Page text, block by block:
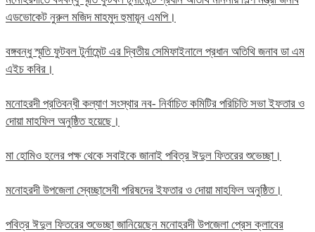
এডভোকেট নুরুল মজিদ মাহমুদ হুমায়ূন এমপি।
বঙ্গবন্ধু স্মৃতি ফুটবল টুর্নামেন্ট এর দ্বিতীয় সেমিফাইনালে প্রধান অতিথি জনাব ডা এম
এইচ কবির।
মনোহরদী প্রতিবন্ধী কল্যাণ সংস্থার নব- নির্বাচিত কমিটির পরিচিতি সভা ইফতার ও
দোয়া মাহফিল অনুষ্ঠিত হয়েছে।
মা হোমিও হলের পক্ষ থেকে সবাইকে জানাই পবিত্র ঈদুল ফিতরের শুভেচ্ছা।
মনোহরদী উপজেলা স্বেচ্ছাসেবী পরিষদের ইফতার ও দোয়া মাহফিল অনুষ্ঠিত।
পবিত্র ঈদুল ফিতরের শুভেচ্ছা জানিয়েছেন মনোহরদী উপজেলা প্রেস ক্লাবের